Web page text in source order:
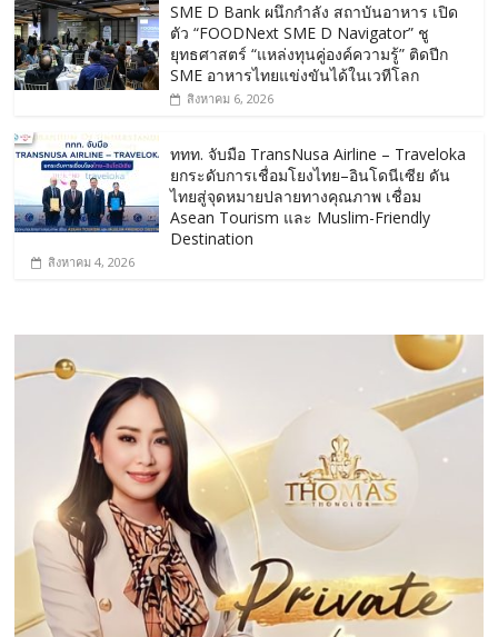
SME D Bank ผนึกกำลัง สถาบันอาหาร เปิด
ตัว “FOODNext SME D Navigator” ชู
ยุทธศาสตร์ “แหล่งทุนคู่องค์ความรู้” ติดปีก
SME อาหารไทยแข่งขันได้ในเวทีโลก
สิงหาคม 6, 2026
ททท. จับมือ TransNusa Airline – Traveloka
ยกระดับการเชื่อมโยงไทย–อินโดนีเซีย ดัน
ไทยสู่จุดหมายปลายทางคุณภาพ เชื่อม
Asean Tourism และ Muslim-Friendly
Destination
สิงหาคม 4, 2026